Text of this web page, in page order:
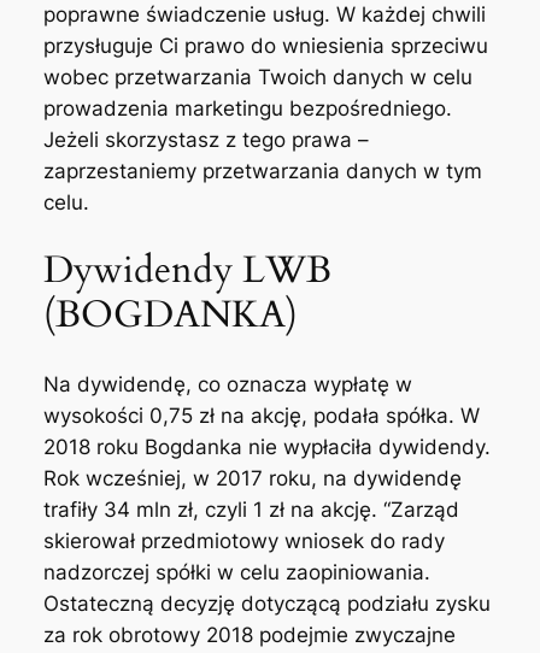
poprawne świadczenie usług. W każdej chwili
przysługuje Ci prawo do wniesienia sprzeciwu
wobec przetwarzania Twoich danych w celu
prowadzenia marketingu bezpośredniego.
Jeżeli skorzystasz z tego prawa –
zaprzestaniemy przetwarzania danych w tym
celu.
Dywidendy LWB
(BOGDANKA)
Na dywidendę, co oznacza wypłatę w
wysokości 0,75 zł na akcję, podała spółka. W
2018 roku Bogdanka nie wypłaciła dywidendy.
Rok wcześniej, w 2017 roku, na dywidendę
trafiły 34 mln zł, czyli 1 zł na akcję. “Zarząd
skierował przedmiotowy wniosek do rady
nadzorczej spółki w celu zaopiniowania.
Ostateczną decyzję dotyczącą podziału zysku
za rok obrotowy 2018 podejmie zwyczajne